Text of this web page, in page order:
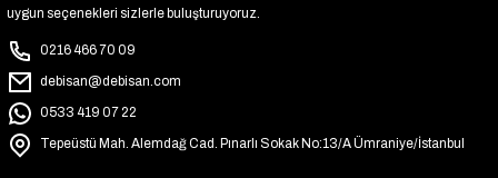
uygun seçenekleri sizlerle buluşturuyoruz.
0216 466 70 09
debisan@debisan.com
0533 419 07 22
Tepeüstü Mah. Alemdağ Cad. Pınarlı Sokak No:13/A Ümraniye/İstanbul